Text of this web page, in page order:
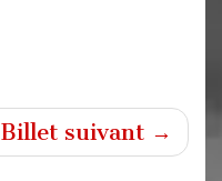
Billet suivant →